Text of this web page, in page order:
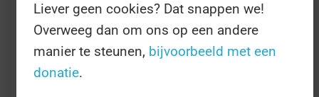
Hondsdolheid in het leven geroepen. Ieder
jaar op 28 september wordt aandacht
gevraagd voor deze ziekte door
promotiecampagnes en inentingssessies
Liever geen cookies? Dat snappen we!
Overweeg dan om ons op een andere
manier te steunen, bijvoorbeeld met een
donatie.